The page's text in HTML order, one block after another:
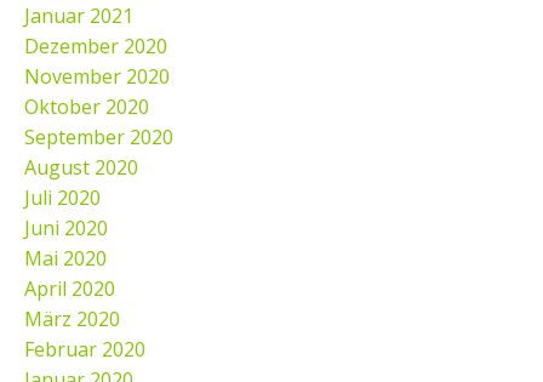
Januar 2021
Dezember 2020
November 2020
Oktober 2020
September 2020
August 2020
Juli 2020
Juni 2020
Mai 2020
April 2020
März 2020
Februar 2020